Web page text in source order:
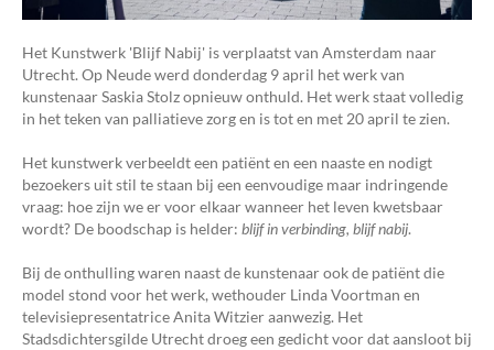
Het Kunstwerk 'Blijf Nabij' is verplaatst van Amsterdam naar
Utrecht. Op Neude werd donderdag 9 april het werk van
kunstenaar Saskia Stolz opnieuw onthuld. Het werk staat volledig
in het teken van palliatieve zorg en is tot en met 20 april te zien.
Het kunstwerk verbeeldt een patiënt en een naaste en nodigt
bezoekers uit stil te staan bij een eenvoudige maar indringende
vraag: hoe zijn we er voor elkaar wanneer het leven kwetsbaar
wordt? De boodschap is helder: blijf in verbinding, blijf nabij.
Bij de onthulling waren naast de kunstenaar ook de patiënt die
model stond voor het werk, wethouder Linda Voortman en
televisiepresentatrice Anita Witzier aanwezig. Het
Stadsdichtersgilde Utrecht droeg een gedicht voor dat aansloot bij